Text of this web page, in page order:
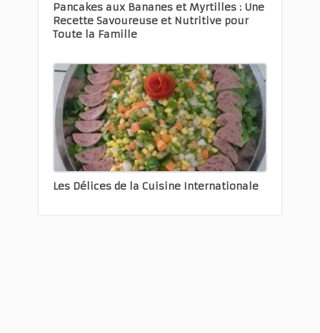
Pancakes aux Bananes et Myrtilles : Une
Recette Savoureuse et Nutritive pour
Toute la Famille
Les Délices de la Cuisine Internationale